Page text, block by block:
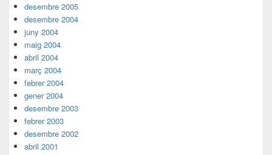
desembre 2005
desembre 2004
juny 2004
maig 2004
abril 2004
març 2004
febrer 2004
gener 2004
desembre 2003
febrer 2003
desembre 2002
abril 2001